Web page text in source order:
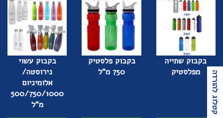
קטלוג להורדה
בקבוק שתייה
מפלסטיק
בקבוק פלסטיק
750 מ"ל
בקבוק עשוי
נירוסטה/
אלומיניום
500/750/1000
מ"ל